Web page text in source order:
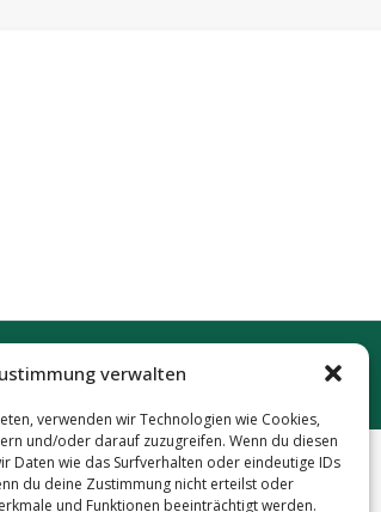
verwalten
verwenden wir Technologien wie Cookies,
und/oder darauf zuzugreifen. Wenn du diesen
Daten wie das Surfverhalten oder eindeutige IDs
du deine Zustimmung nicht erteilst oder
und Funktionen beeinträchtigt werden.